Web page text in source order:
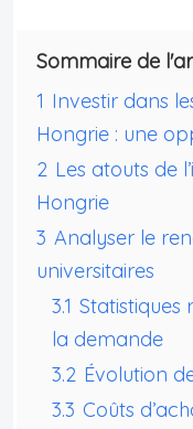
Sommaire de
1 Investir dans
Hongrie : une
2 Les atouts de
Hongrie
3 Analyser le
universitaires
3.1 Statistiques
la demande
3.2 Évolution
3.3 Coûts